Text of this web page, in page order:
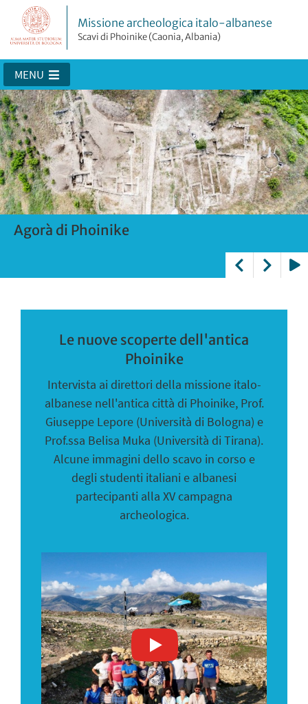
Missione archeologica italo-albanese
Scavi di Phoinike (Caonia, Albania)
MENU
Agorà di Phoinike
Vista dalla nea agorà
Interventi di conservazione
La collina di Phoinike
Teatro di Phoinike
Grande Bastione
Cisterna A
Casa dei due peristili
Le nuove scoperte dell'antica
Phoinike
Intervista ai direttori della missione italo-
albanese nell'antica città di Phoinike, Prof.
Giuseppe Lepore (Università di Bologna) e
Prof.ssa Belisa Muka (Università di Tirana).
Alcune immagini dello scavo in corso e
degli studenti italiani e albanesi
partecipanti alla XV campagna
archeologica.